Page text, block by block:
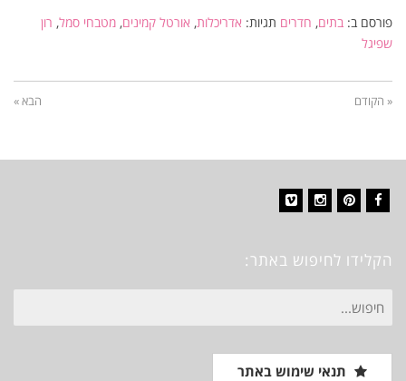
פורסם ב: בתים, חדרים תגיות: אדריכלות, אורטל קמינים, מטבחי סמל, רון
שפיגל
« הקודם הבא »
הקלידו לחיפוש באתר:
חיפוש
עבור:
תנאי שימוש באתר